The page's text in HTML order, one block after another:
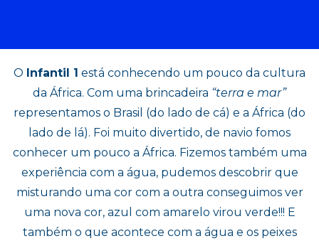
O Infantil 1 está conhecendo um pouco da cultura
da África. Com uma brincadeira “terra e mar”
representamos o Brasil (do lado de cá) e a África (do
lado de lá). Foi muito divertido, de navio fomos
conhecer um pouco a África. Fizemos também uma
experiência com a água, pudemos descobrir que
misturando uma cor com a outra conseguimos ver
uma nova cor, azul com amarelo virou verde!!! E
também o que acontece com a água e os peixes